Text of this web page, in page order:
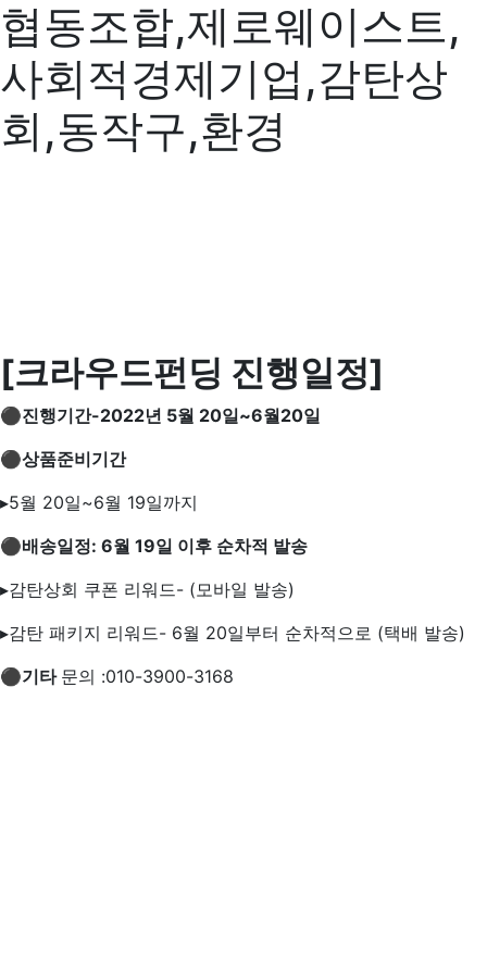
협동조합,제로웨이스트,
사회적경제기업,감탄상
회,동작구,환경
[크라우드펀딩 진행일정]
⚫진행기간-2022년 5월 20일~6월20일
⚫상품준비기간
▸5월 20일~6월 19일까지
⚫배송일정: 6월 19일 이후 순차적 발송
▸감탄상회 쿠폰 리워드- (모바일 발송)
▸감탄 패키지 리워드- 6월 20일부터 순차적으로 (택배 발송)
⚫기타 문의 :010-3900-3168